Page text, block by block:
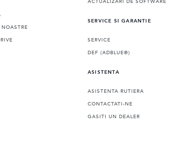
ACTUALIZARI DE SOFTWARE
SERVICE SI GARANTIE
SERVICE
DEF (ADBLUE®)
ASISTENTA
ASISTENTA RUTIERA
CONTACTATI-NE
GASITI UN DEALER